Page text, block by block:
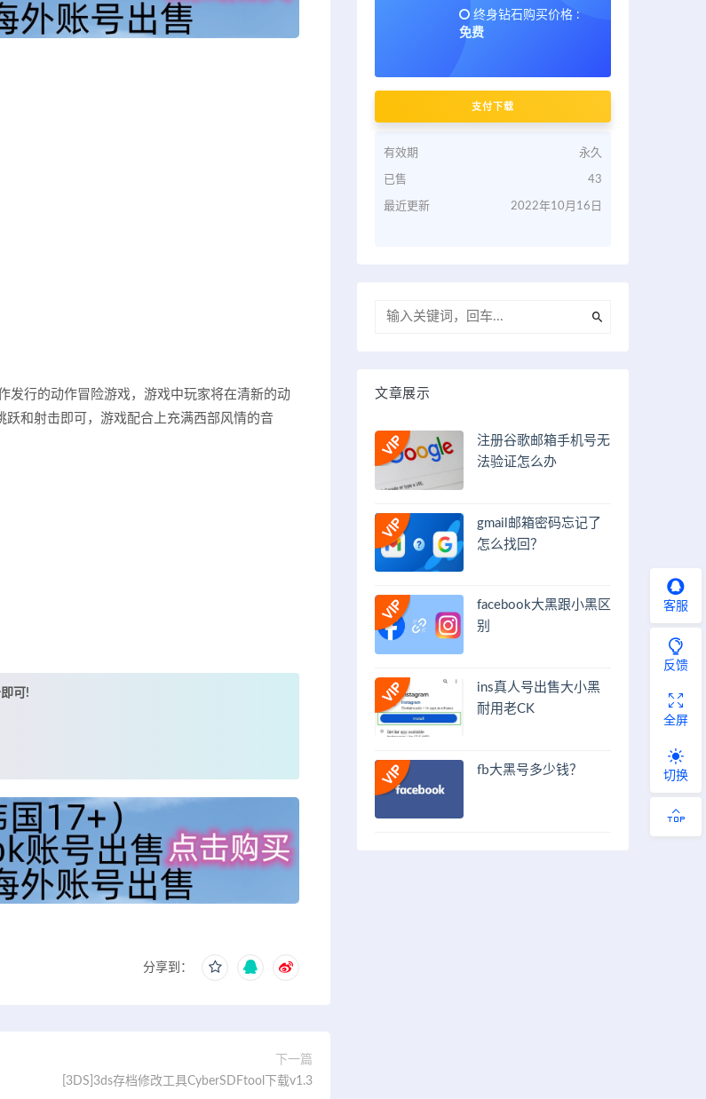
发行的动作冒险游戏，游戏中玩家将在清新的动
和射击即可，游戏配合上充满西部风情的音
可!
分享到：
下一篇
[3DS]3ds存档修改工具CyberSDFtool下载v1.3
终身钻石购买价格 :
免费
支付下载
有效期 永久
已售 43
最近更新 2022年10月16日
文章展示
注册谷歌邮箱手机号无
法验证怎么办
gmail邮箱密码忘记了
怎么找回？
facebook大黑跟小黑区
别
ins真人号出售大小黑
耐用老CK
fb大黑号多少钱？
客服
反馈
全屏
切换